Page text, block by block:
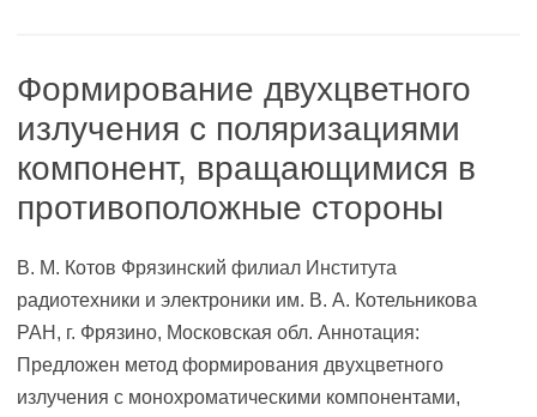
Формирование двухцветного
излучения с поляризациями
компонент, вращающимися в
противоположные стороны
В. М. Котов Фрязинский филиал Института
радиотехники и электроники им. В. А. Котельникова
РАН, г. Фрязино, Московская обл. Аннотация:
Предложен метод формирования двухцветного
излучения с монохроматическими компонентами,